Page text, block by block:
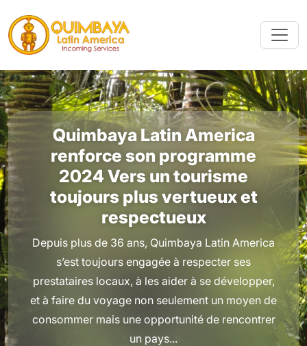
Quimbaya Latin America
renforce son programme
2024 Vers un tourisme
toujours plus vertueux et
respectueux
Depuis plus de 36 ans, Quimbaya Latin America
s’est toujours engagée à respecter ses
prestataires locaux, à les aider à se développer,
et à faire du voyage non seulement un moyen de
consommer mais une opportunité de rencontrer
un pays...